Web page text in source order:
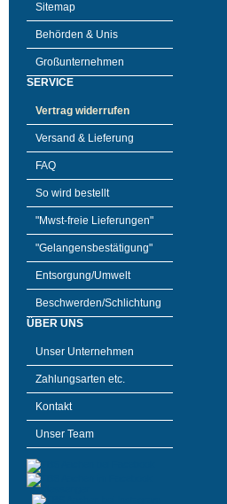
Sitemap
Behörden & Unis
Großunternehmen
SERVICE
Vertrag widerrufen
Versand & Lieferung
FAQ
So wird bestellt
"Mwst-freie Lieferungen"
"Gelangensbestätigung"
Entsorgung/Umwelt
Beschwerden/Schlichtung
ÜBER UNS
Unser Unternehmen
Zahlungsarten etc.
Kontakt
Unser Team